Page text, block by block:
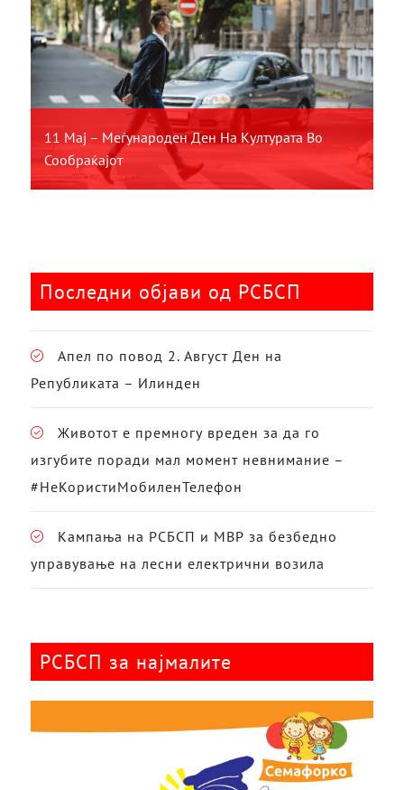
11 Мај – Меѓународен Ден На Културата Во
Сообраќајот
Последни објави од РСБСП
Апел по повод 2. Август Ден на
Републиката – Илинден
Животот е премногу вреден за да го
изгубите поради мал момент невнимание –
#НеКористиМобиленТелефон
Кампања на РСБСП и МВР за безбедно
управување на лесни електрични возила
РСБСП за најмалите